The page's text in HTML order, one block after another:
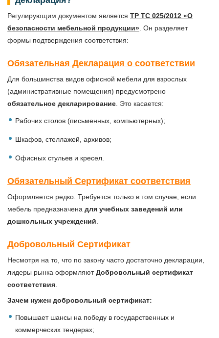
Регулирующим документом является ТР ТС 025/2012 «О
безопасности мебельной продукции» . Он разделяет
формы подтверждения соответствия:
Обязательная Декларация о соответствии
Для большинства видов офисной мебели для взрослых
(административные помещения) предусмотрено
обязательное декларирование . Это касается:
Рабочих столов (письменных, компьютерных);
Шкафов, стеллажей, архивов;
Офисных стульев и кресел.
Обязательный Сертификат соответствия
Оформляется редко. Требуется только в том случае, если
мебель предназначена для учебных заведений или
дошкольных учреждений
Добровольный Сертификат
Несмотря на то, что по закону часто достаточно декларации,
лидеры рынка оформляютДобровольный сертификат
соответствия
Зачем нужен добровольный сертификат:
Повышает шансы на победу в государственных и
коммерческих тендерах;